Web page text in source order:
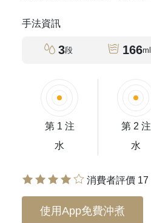
手法資訊
3段 166ml
第 1 注
水
第 2 注
水
消費者評價 17
使用App免費沖煮